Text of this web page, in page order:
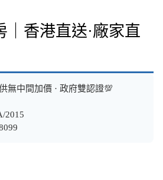
｜香港直送·廠家直
無中間加價 · 政府雙認證💯
2015